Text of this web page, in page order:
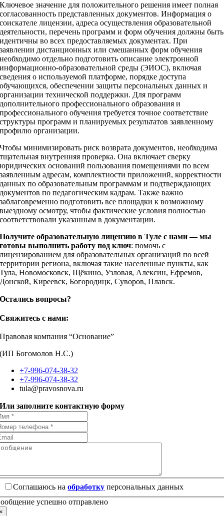
Ключевое значение для положительного решения имеет полная
согласованность представленных документов. Информация о
соискателе лицензии, адреса осуществления образовательной
деятельности, перечень программ и форм обучения должны быть
идентичны во всех предоставляемых документах. При
заявлении дистанционных или смешанных форм обучения
необходимо отдельно подготовить описание электронной
информационно-образовательной среды (ЭИОС), включая
сведения о используемой платформе, порядке доступа
обучающихся, обеспечении защиты персональных данных и
организации технической поддержки. Для программ
дополнительного профессионального образования и
профессионального обучения требуется точное соответствие
структуры программ и планируемых результатов заявленному
профилю организации.
Чтобы минимизировать риск возврата документов, необходима
тщательная внутренняя проверка. Она включает сверку
юридических оснований пользования помещениями по всем
заявленным адресам, комплектности приложений, корректности
данных по образовательным программам и подтверждающих
документов по педагогическим кадрам. Также важно
заблаговременно подготовить все площадки к возможному
выездному осмотру, чтобы фактические условия полностью
соответствовали указанным в документации.
Получите образовательную лицензию в Туле с нами — мы
готовы выполнить работу под ключ: помочь с
лицензированием для образовательных организаций по всей
территории региона, включая такие населенные пункты, как
Тула, Новомосковск, Щёкино, Узловая, Алексин, Ефремов,
Донской, Киреевск, Богородицк, Суворов, Плавск.
Остались вопросы?
Свяжитесь с нами:
Правовая компания “Основание”
(ИП Богомолов Н.С.)
+7-996-074-38-32
+7-996-074-38-32
tula@pravosnova.ru
Или заполните контактную форму
Соглашаюсь наобработку персональных данных
успешно отправлено